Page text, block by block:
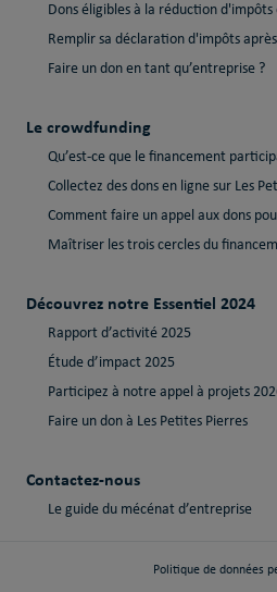
Dons éligibles à la réduction d'impôts
Remplir sa déclaration d'impôts
Faire un don en tant qu’entreprise ?
Le crowdfunding
Qu’est-ce que le financement
Collectez des dons en ligne sur Les
Comment faire un appel aux dons
Maîtriser les trois cercles du
Découvrez notre Essentiel 2024
Rapport d’activité 2025
Étude d’impact 2025
Participez à notre appel à projets
Faire un don à Les Petites Pierres
Contactez-nous
Le guide du mécénat d’entreprise
Politique de données